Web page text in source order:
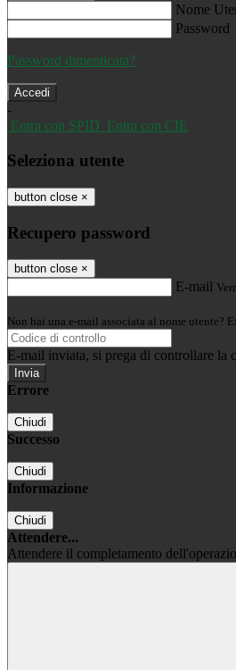
Nome
Password
Password dimenticata?
-
Entra con SPID Entra con CIE
Seleziona utente
button close ×
Recupero password
button close ×
E-mail
Non hai una e-mail associata al nome utente?
E-mail inviata, si prega di controllare la
Errore
Chiudi
Successo
Chiudi
Informazione
Chiudi
Attendere...
Attendere il completamento